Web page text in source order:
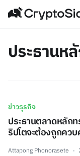
ประธานห
ข่าวธุรกิจ
ประธานตลาดหลัก
ริปโตจะต้องถูกคว
Attapong Phonorasete